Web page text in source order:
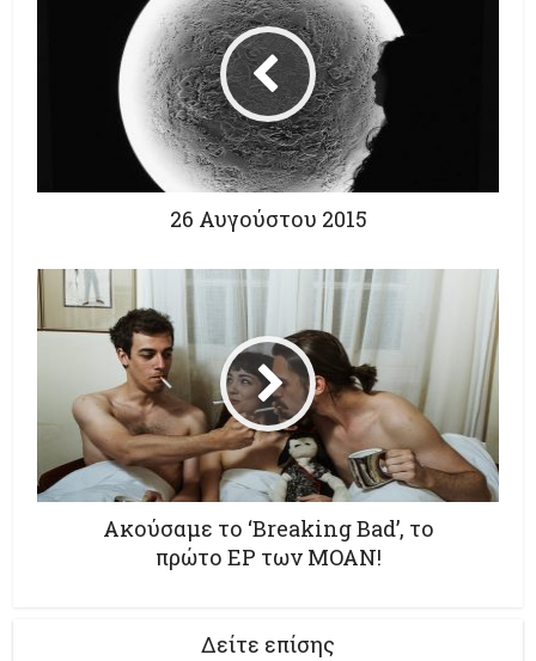
26 Αυγούστου 2015
Ακούσαμε το ‘Breaking Bad’, το
πρώτο EP των MOAN!
Δείτε επίσης